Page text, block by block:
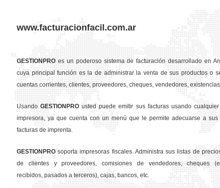
www.facturacionfacil.com.ar
GESTION PRO es un poderoso sistema de facturación desarrollado en
cuya principal función es la de administrar la venta de sus productos o
cuentas corrientes, clientes, proveedores, cheques, vendedores,
Usando GESTION PRO usted puede emitir sus facturas usando
impresora, ya que cuenta con un menú que le permite adecuarse a sus
facturas de imprenta.
GESTION PRO soporta impresoras fiscales. Administra sus listas de
de clientes y proveedores, comisiones de vendedores, cheques
recibidos, pasados a terceros), cajas, bancos, etc.